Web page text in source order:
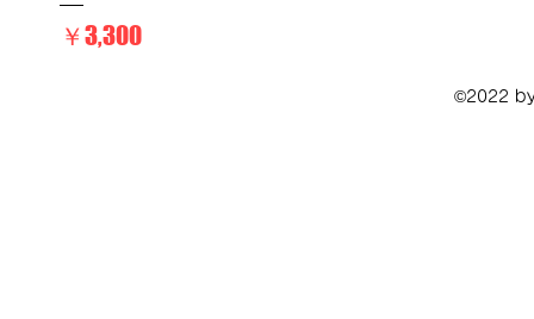
価格
￥3,300
©2022